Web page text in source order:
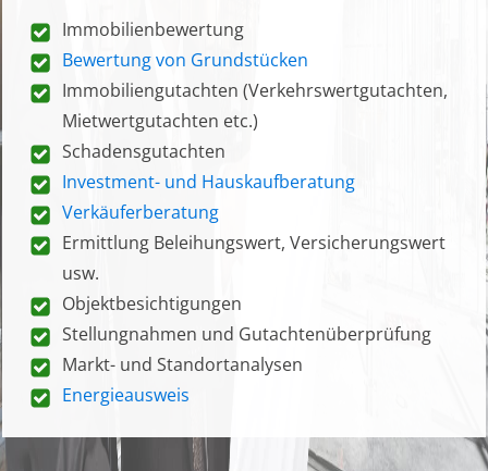
Immobilienbewertung
Bewertung von Grundstücken
Immobiliengutachten (Verkehrswertgutachten,
Mietwertgutachten etc.)
Schadensgutachten
Investment- und Hauskaufberatung
Verkäuferberatung
Ermittlung Beleihungswert, Versicherungswert
usw.
Objektbesichtigungen
Stellungnahmen und Gutachtenüberprüfung
Markt- und Standortanalysen
Energieausweis